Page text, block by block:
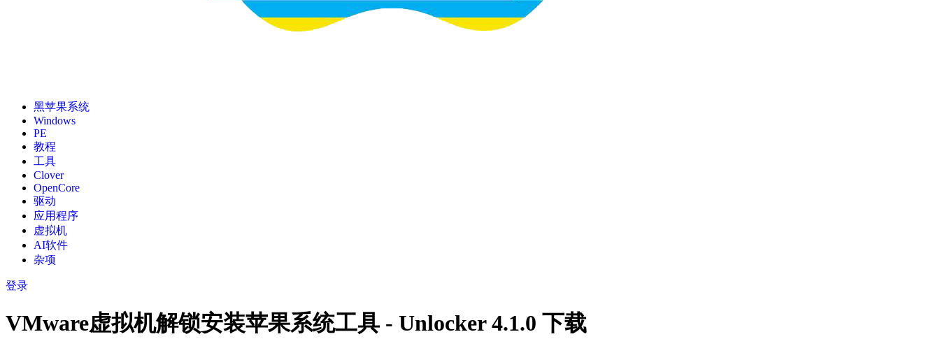
黑苹果系统
Windows
PE
教程
工具
Clover
OpenCore
驱动
应用程序
虚拟机
AI软件
杂项
登录
VMware虚拟机解锁安装苹果系统工具 - Unlocker 4.1.0 下载